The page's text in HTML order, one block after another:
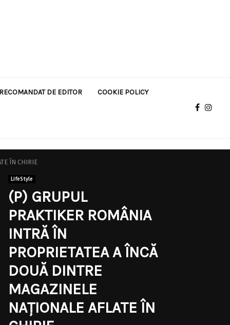
RECOMANDAT DE EDITOR COOKIE POLICY
ÎN CHIRIE
LifeStyle
(P) GRUPUL
PRAKTIKER ROMÂNIA
INTRĂ ÎN
PROPRIETATEA A ÎNCĂ
DOUĂ DINTRE
MAGAZINELE
NAŢIONALE AFLATE ÎN